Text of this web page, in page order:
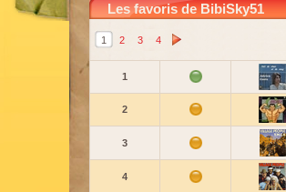
Les favoris de BibiSky51
1 2 3 4
1
2
3
4